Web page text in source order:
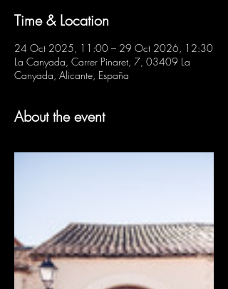
Time & Location
24 Oct 2025, 11:00 – 29 Oct 2026, 12:30
La Canyada, Carrer Pinaret, 7, 03409 La
Canyada, Alicante, España
About the event